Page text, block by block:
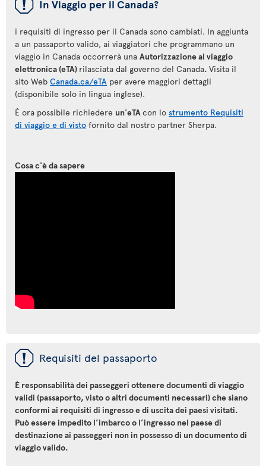
In Viaggio per il Canada?
i requisiti di ingresso per il Canada sono cambiati. In aggiunta
a un passaporto valido, ai viaggiatori che programmano un
viaggio in Canada occorrerà una Autorizzazione al viaggio
elettronica (eTA) rilasciata dal governo del Canada. Visita il
sito Web Canada.ca/eTA per avere maggiori dettagli
(disponibile solo in lingua inglese).
È ora possibile richiedere un'eTAcon lo strumento Requisiti
di viaggio e di visto fornito dal nostro partner Sherpa.
Cosa c'è da sapere
ü Requisiti del passaporto
È responsabilità dei passeggeri ottenere documenti di viaggio
validi (passaporto, visto o altri documenti necessari) che siano
conformi ai requisiti di ingresso e di uscita dei paesi visitati.
Può essere impedito l’imbarco o l’ingresso nel paese di
destinazione ai passeggeri non in possesso di un documento di
viaggio valido.